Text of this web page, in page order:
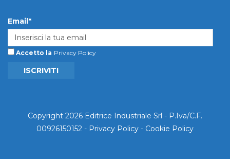
Email*
Accetto la Privacy Policy
ISCRIVITI
Copyright 2026 Editrice Industriale Srl - P.Iva/C.F.
00926150152 - Privacy Policy - Cookie Policy